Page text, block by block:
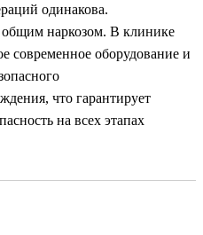
одинакова.
общим наркозом. В клинике
современное оборудование и
что гарантирует
на всех этапах